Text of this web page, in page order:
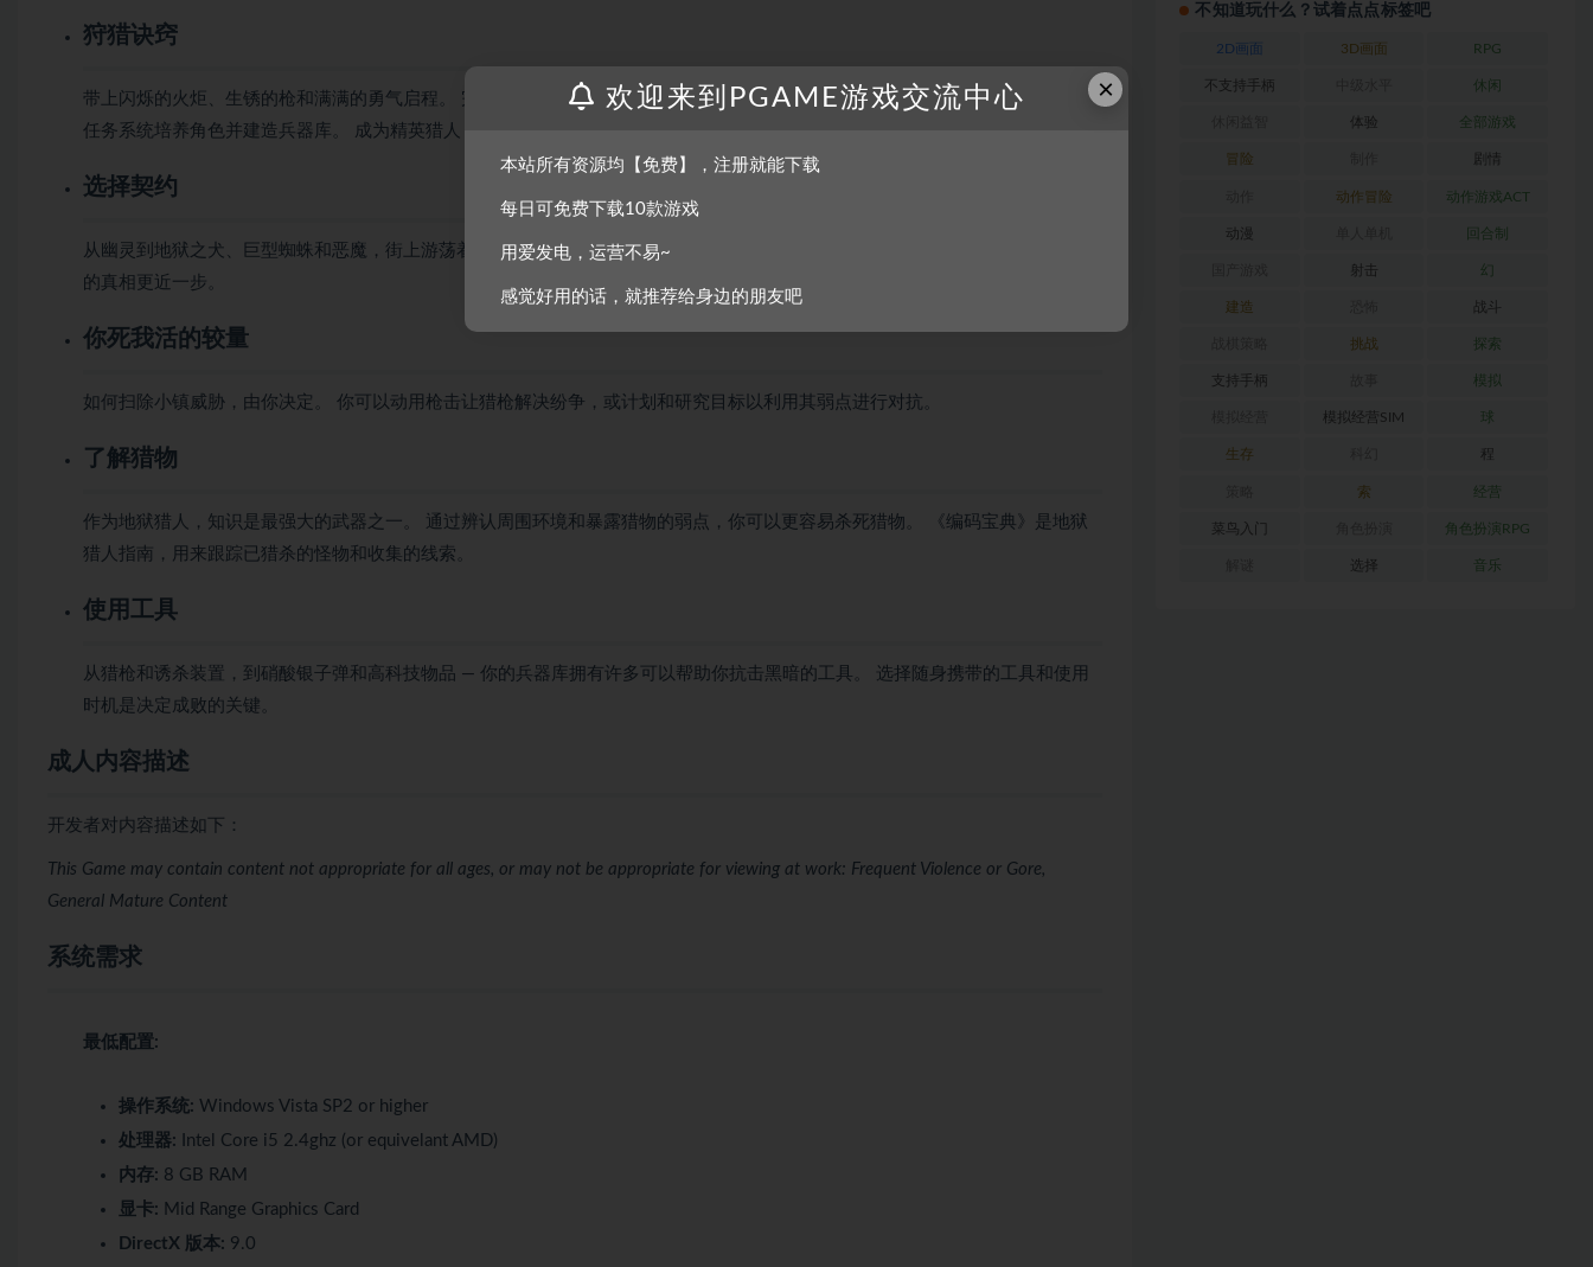
狩猎诀窍
带上闪烁的火炬、生锈的枪和满满的勇气启程。 完成任务以培养技能并进一步了解夜间出没的怪物。 运用详尽的角色扮演游戏和
任务系统培养角色并建造兵器库。 成为精英猎人，实现复仇。
选择契约
从幽灵到地狱之犬、巨型蜘蛛和恶魔，街上游荡着各种各样的怪物。 签订契约的顺序由你决定，但是每杀死一个怪兽就离揭开黑暗
的真相更近一步。
你死我活的较量
如何扫除小镇威胁，由你决定。 你可以动用枪击让猎枪解决纷争，或计划和研究目标以利用其弱点进行对抗。
了解猎物
作为地狱猎人，知识是最强大的武器之一。 通过辨认周围环境和暴露猎物的弱点，你可以更容易杀死猎物。 《编码宝典》是地狱
猎人指南，用来跟踪已猎杀的怪物和收集的线索。
使用工具
从猎枪和诱杀装置，到硝酸银子弹和高科技物品 — 你的兵器库拥有许多可以帮助你抗击黑暗的工具。 选择随身携带的工具和使用
时机是决定成败的关键。
成人内容描述
开发者对内容描述如下：
This Game may contain content not appropriate for all ages, or may not be appropriate for viewing at work: Frequent Violence or Gore,
General Mature Content
系统需求
最低配置:
操作系统: Windows Vista SP2 or higher
处理器: Intel Core i5 2.4ghz (or equivelant AMD)
内存: 8 GB RAM
显卡: Mid Range Graphics Card
DirectX 版本: 9.0
不知道玩什么？试着点点标签吧
2D画面 3D画面 RPG
不支持手柄 休闲
体验 全部游戏
冒险 剧情
动作冒险 动作游戏ACT
动漫 回合制
射击 幻
建造 战斗
挑战 探索
支持手柄 模拟
模拟经营SIM 球
生存 程
索 经营
菜鸟入门 角色扮演RPG
选择 音乐
×
欢迎来到PGAME游戏交流中心
本站所有资源均【免费】，注册就能下载
每日可免费下载10款游戏
用爱发电，运营不易~
感觉好用的话，就推荐给身边的朋友吧